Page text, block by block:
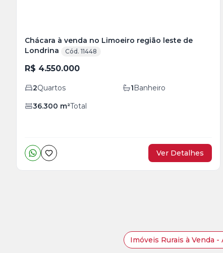
Chácara à venda no Limoeiro região leste de
Londrina
Cód. 11448
R$ 4.550.000
2Quartos 1Banheiro
36.300 m²Total
Ver Detalhes
Imóveis Rurais à Venda